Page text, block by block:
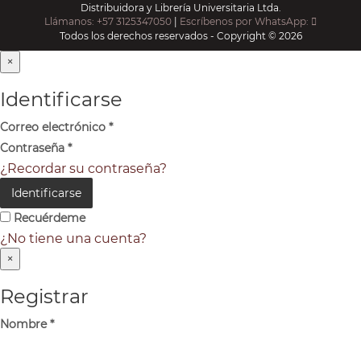
Distribuidora y Librería Universitaria Ltda.
Llámanos: +57 3125347050 | Escríbenos por WhatsApp:
Todos los derechos reservados - Copyright © 2026
×
Identificarse
Correo electrónico *
Contraseña *
¿Recordar su contraseña?
Identificarse
Recuérdeme
¿No tiene una cuenta?
×
Registrar
Nombre*